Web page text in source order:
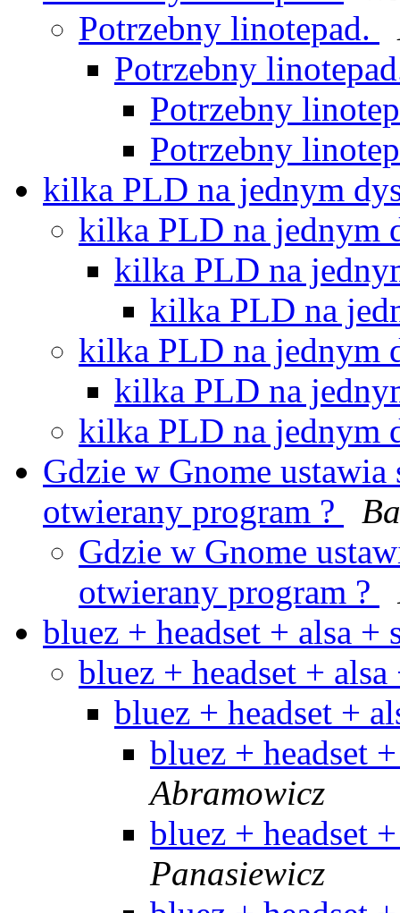
Potrzebny linotepad.
Potrzebny
Potrzebny
Potrzebny
kilka PLD na jednym
kilka PLD na jednym
kilka PLD na
kilka PLD na
kilka PLD na jednym
kilka PLD na
kilka PLD na jednym
Gdzie w Gnome
otwierany program ?
Gdzie w Gnome
otwierany program ?
bluez + headset + alsa +
bluez + headset +
bluez + headset +
bluez + headset
Abramowicz
bluez + headset
Panasiewicz